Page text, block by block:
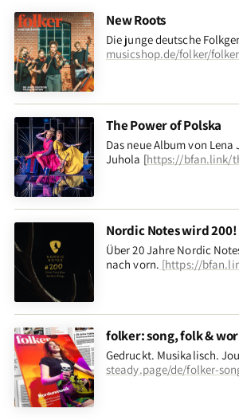
New Roots
Die junge deutsche
musicshop.de/folker/
The Power of Polska
Das neue Album von
Juhola [https://bfan.link/
Nordic Notes wird 200!
Über 20 Jahre Nordic
nach vorn. [https://
folker: song, folk &
Gedruckt. Musikalisch.
steady.page/de/folker-